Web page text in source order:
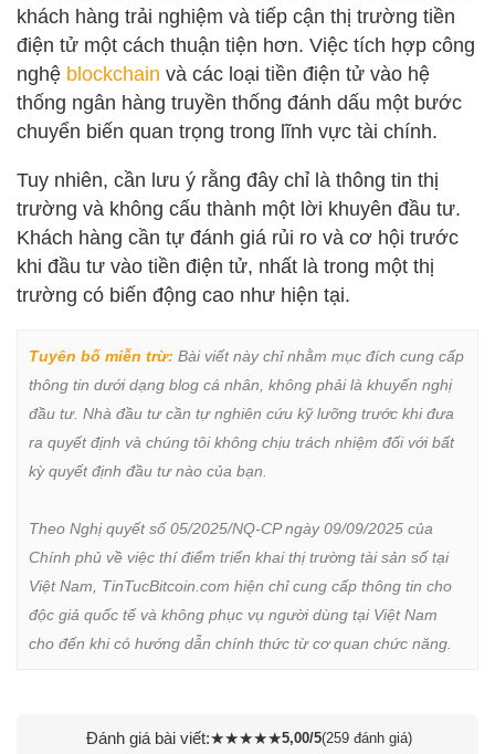
khách hàng trải nghiệm và tiếp cận thị trường tiền
điện tử một cách thuận tiện hơn. Việc tích hợp công
nghệ blockchain và các loại tiền điện tử vào hệ
thống ngân hàng truyền thống đánh dấu một bước
chuyển biến quan trọng trong lĩnh vực tài chính.
Tuy nhiên, cần lưu ý rằng đây chỉ là thông tin thị
trường và không cấu thành một lời khuyên đầu tư.
Khách hàng cần tự đánh giá rủi ro và cơ hội trước
khi đầu tư vào tiền điện tử, nhất là trong một thị
trường có biến động cao như hiện tại.
Tuyên bố miễn trừ: Bài viết này chỉ nhằm mục đích cung cấp
thông tin dưới dạng blog cá nhân, không phải là khuyến nghị
đầu tư. Nhà đầu tư cần tự nghiên cứu kỹ lưỡng trước khi đưa
ra quyết định và chúng tôi không chịu trách nhiệm đối với bất
kỳ quyết định đầu tư nào của bạn.
Theo Nghị quyết số 05/2025/NQ-CP ngày 09/09/2025 của
Chính phủ về việc thí điểm triển khai thị trường tài sản số tại
Việt Nam, TinTucBitcoin.com hiện chỉ cung cấp thông tin cho
độc giả quốc tế và không phục vụ người dùng tại Việt Nam
cho đến khi có hướng dẫn chính thức từ cơ quan chức năng.
Đánh giá bài viết:★★★★★5,00/5(259 đánh giá)